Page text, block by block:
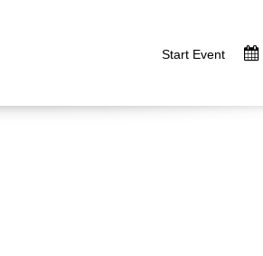
Start Event